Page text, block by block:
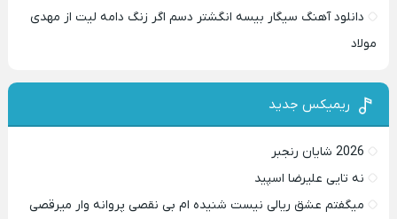
دانلود آهنگ سیگار بیسه انگشتر دسم اگر زنگ دامه لیت از مهدی
مولاد
ریمیکس جدید
2026 شایان رنجبر
نه تایی علیرضا اسپید
میگفتم عشق ریالی نیست شنیده ام بی نقصی پروانه وار میرقصی